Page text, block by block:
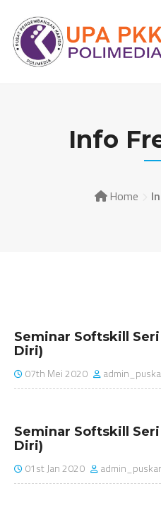
Info
Home
Seminar Softskill
Diri)
07th Mei 2020
Seminar Softskill
Diri)
01st Jan 2020 admin_puskar